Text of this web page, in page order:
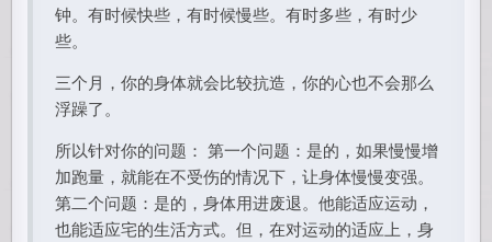
钟。有时候快些，有时候慢些。有时多些，有时少
些。
三个月，你的身体就会比较抗造，你的心也不会那么
浮躁了。
所以针对你的问题： 第一个问题：是的，如果慢慢增
加跑量，就能在不受伤的情况下，让身体慢慢变强。
第二个问题：是的，身体用进废退。他能适应运动，
也能适应宅的生活方式。但，在对运动的适应上，身